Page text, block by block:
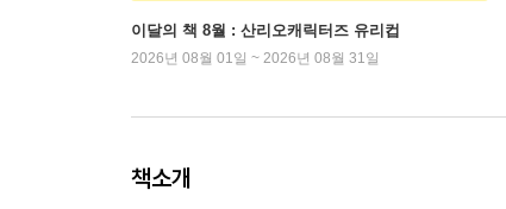
이달의 책 8월 : 산리오캐릭터즈 유리컵
2026년 08월 01일 ~ 2026년 08월 31일
책소개